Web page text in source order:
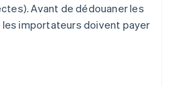
Avant de dédouaner les
importateurs doivent payer